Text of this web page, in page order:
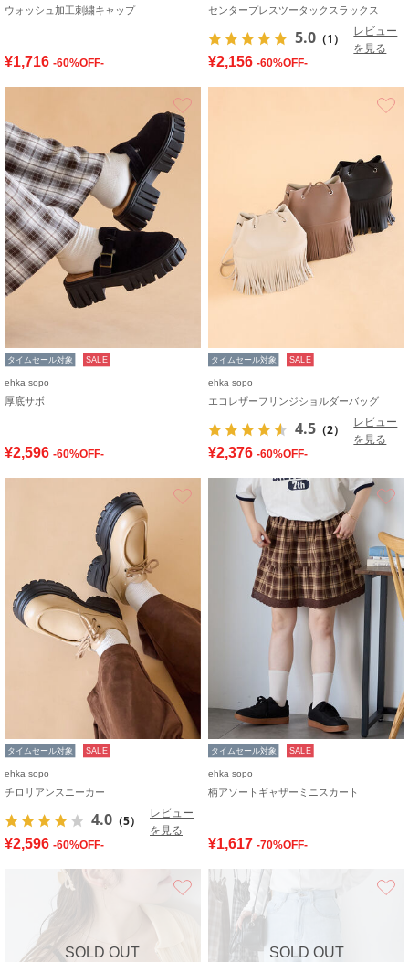
ウォッシュ加工刺繍キャップ
¥1,716 -60%OFF-
センタープレスツータックスラックス
5.0 （1）
レビュー
を見る
¥2,156 -60%OFF-
タイムセール対象 SALE
ehka sopo
厚底サボ
¥2,596 -60%OFF-
タイムセール対象 SALE
ehka sopo
エコレザーフリンジショルダーバッグ
4.5 （2）
レビュー
を見る
¥2,376 -60%OFF-
お気に入り
タイムセール対象 SALE
ehka sopo
チロリアンスニーカー
4.0 （5）
レビュー
を見る
¥2,596 -60%OFF-
タイムセール対象 SALE
ehka sopo
柄アソートギャザーミニスカート
¥1,617 -70%OFF-
SOLD OUT
お気に入り
SOLD OUT